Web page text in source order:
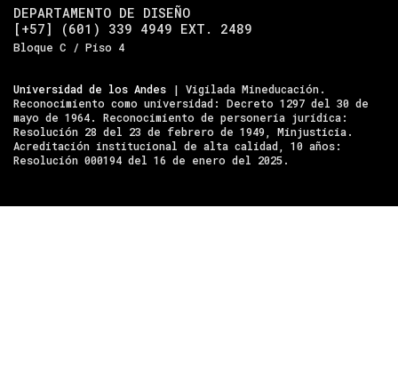
DEPARTAMENTO DE DISEÑO
[+57] (601) 339 4949 EXT. 2489
Bloque C / Piso 4
Universidad de los Andes | Vigilada Mineducación.
Reconocimiento como universidad: Decreto 1297 del 30 de
mayo de 1964. Reconocimiento de personería jurídica:
Resolución 28 del 23 de febrero de 1949, Minjusticia.
Acreditación institucional de alta calidad, 10 años:
Resolución 000194 del 16 de enero del 2025.